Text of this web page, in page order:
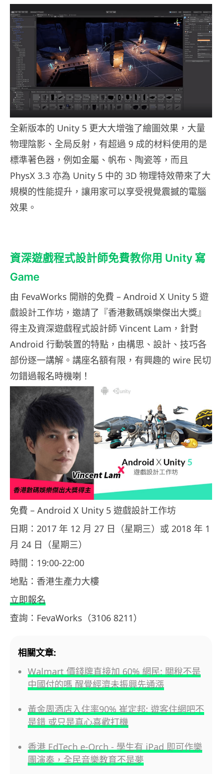
全新版本的 Unity 5 更大大增強了繪圖效果，大量
物理陰影、全局反射，有超過 9 成的材料使用的是
標準著色器，例如金屬、帆布、陶瓷等，而且
PhysX 3.3 亦為 Unity 5 中的 3D 物理特效帶來了大
規模的性能提升，讓用家可以享受視覺震撼的電腦
效果。
資深遊戲程式設計師免費教你用 Unity 寫
Game
由 FevaWorks 開辦的免費 – Android X Unity 5 遊
戲設計工作坊，邀請了『香港數碼娛樂傑出大獎』
得主及資深遊戲程式設計師 Vincent Lam，針對
Android 行動裝置的特點，由構思、設計、技巧各
部份逐一講解。講座名額有限，有興趣的 wire 民切
勿錯過報名時機喇！
免費 – Android X Unity 5 遊戲設計工作坊
日期：2017 年 12 月 27 日（星期三）或 2018 年 1
月 24 日（星期三）
時間：19:00-22:00
地點：香港生產力大樓
立即報名
查詢：FevaWorks（3106 8211）
相關文章:
Walmart 價錢牌直接加 60% 網民: 關稅不是
中國付的嗎 醒覺經濟未振興先通漲
黃金周酒店入住率90% 崔定邦: 遊客住網吧不
是錯 或只是真心喜歡打機
香港 EdTech e-Orch - 學生有 iPad 即可作樂
團演奏，全民音樂教育不是夢